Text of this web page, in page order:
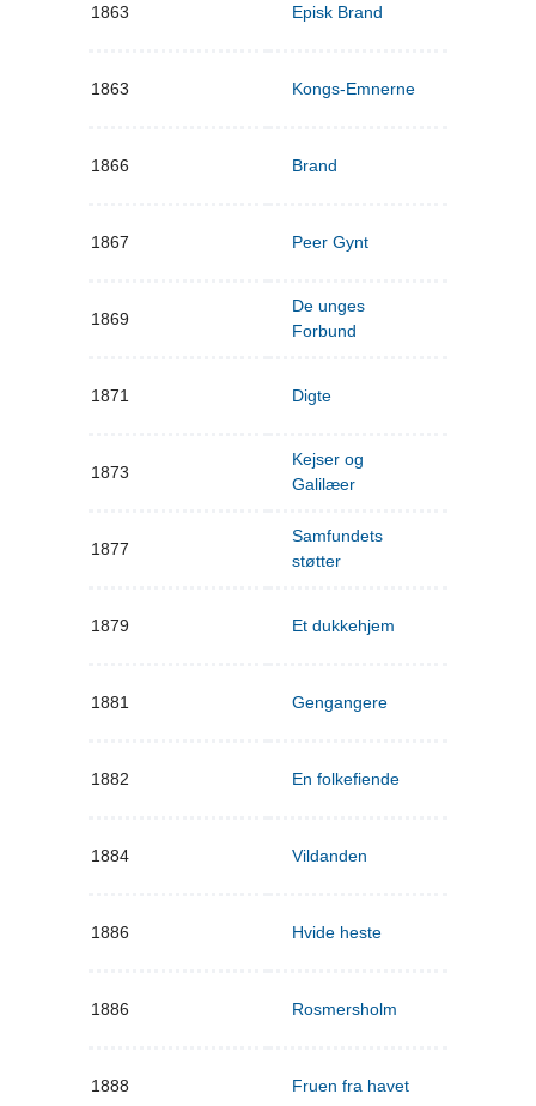
1863 Episk Brand
1863 Kongs-Emnerne
1866 Brand
1867 Peer Gynt
1869
De unges
Forbund
1871 Digte
1873
Kejser og
Galilæer
1877
Samfundets
støtter
1879 Et dukkehjem
1881 Gengangere
1882 En folkefiende
1884 Vildanden
1886 Hvide heste
1886 Rosmersholm
1888 Fruen fra havet